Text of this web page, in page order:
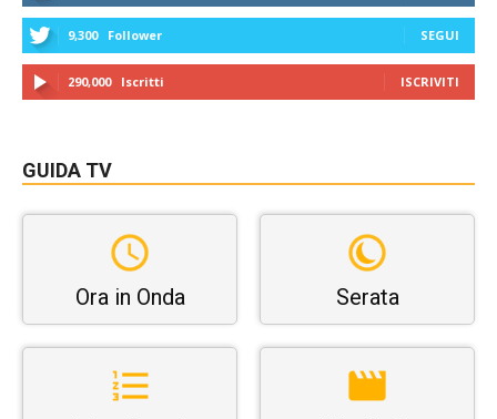
9,300 Follower SEGUI
290,000 Iscritti ISCRIVITI
GUIDA TV
Ora in Onda Serata